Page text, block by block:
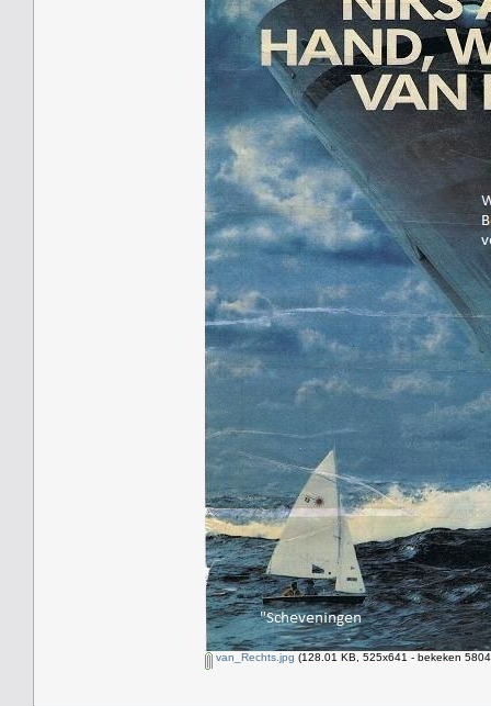
van_Rechts.jpg (128.01 KB, 525x641 - bekeken